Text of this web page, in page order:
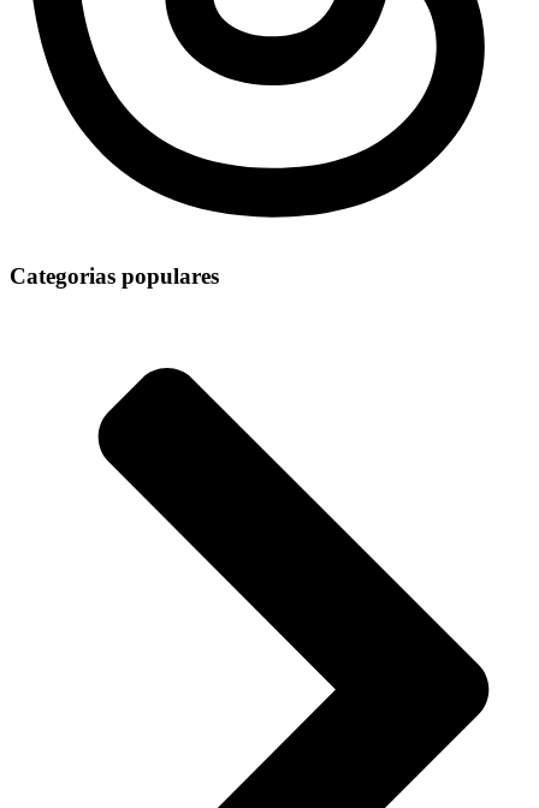
Categorias populares